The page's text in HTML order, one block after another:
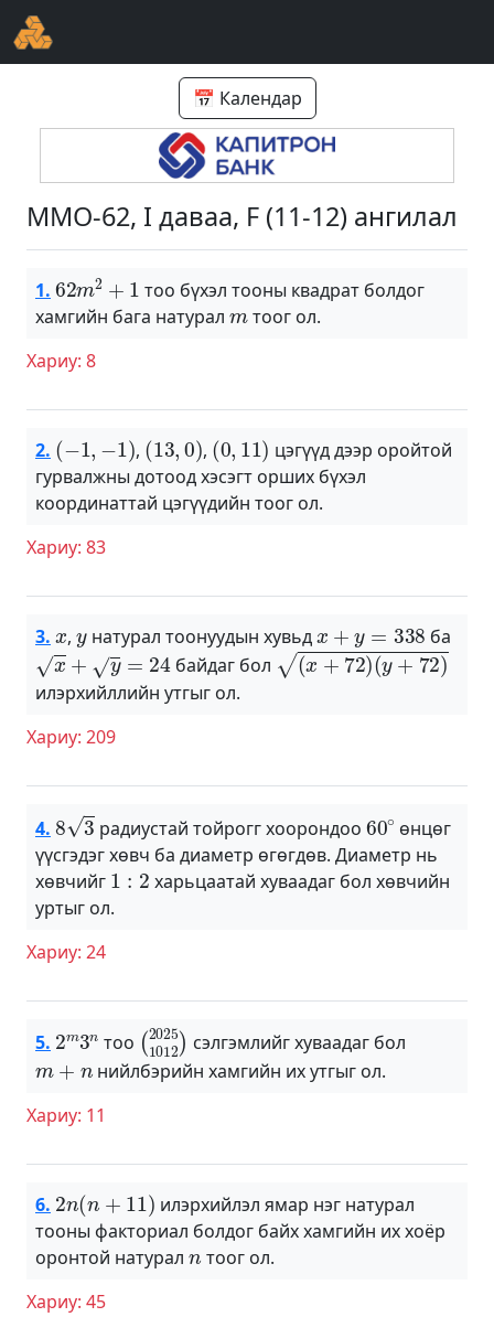
📅 Календар
ММО-62, I даваа, F (11-12) ангилал
1.
m2
тоо бүхэл тооны квадрат болдог
хамгийн бага натурал
m
тоог ол.
Хариу: 8
2.
(−
,
(13 )
,
(0 )
цэгүүд дээр оройтой
гурвалжны дотоод хэсэгт орших бүхэл
координаттай цэгүүдийн тоог ол.
Хариу: 83
3. , натурал тоонуудын хувьд ба
x+y=24
байдаг бол
(x+72)(y+72)
илэрхийллийн утгыг ол.
Хариу: 209
4. радиустай тойрогг хоорондоо
60∘
өнцөг
үүсгэдэг хөвч ба диаметр өгөгдөв. Диаметр нь
хөвчийг
1:2
харьцаатай хуваадаг бол хөвчийн
уртыг ол.
Хариу: 24
5. тоо
(2025
сэлгэмлийг хуваадаг бол
m+
нийлбэрийн хамгийн их утгыг ол.
Хариу: 11
6.
(
илэрхийлэл ямар нэг натурал
тооны факториал болдог байх хамгийн их хоёр
оронтой натурал
n
тоог ол.
Хариу: 45